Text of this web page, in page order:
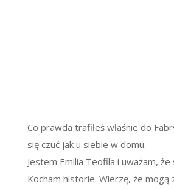
Co prawda trafiłeś właśnie do
się czuć jak u siebie w domu.
Jestem Emilia Teofila i uważam, że
Kocham historie. Wierzę, że mogą